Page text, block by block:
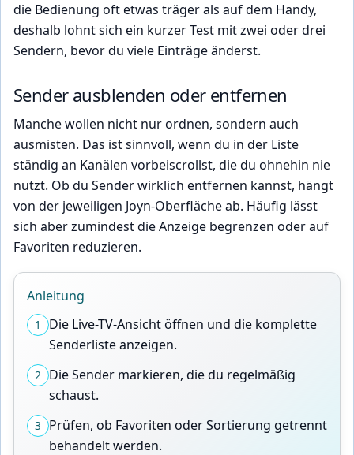
die Bedienung oft etwas träger als auf dem Handy,
deshalb lohnt sich ein kurzer Test mit zwei oder drei
Sendern, bevor du viele Einträge änderst.
Sender ausblenden oder entfernen
Manche wollen nicht nur ordnen, sondern auch
ausmisten. Das ist sinnvoll, wenn du in der Liste
ständig an Kanälen vorbeiscrollst, die du ohnehin nie
nutzt. Ob du Sender wirklich entfernen kannst, hängt
von der jeweiligen Joyn-Oberfläche ab. Häufig lässt
sich aber zumindest die Anzeige begrenzen oder auf
Favoriten reduzieren.
Anleitung
1
Die Live-TV-Ansicht öffnen und die komplette
Senderliste anzeigen.
2
Die Sender markieren, die du regelmäßig
schaust.
3
Prüfen, ob Favoriten oder Sortierung getrennt
behandelt werden.